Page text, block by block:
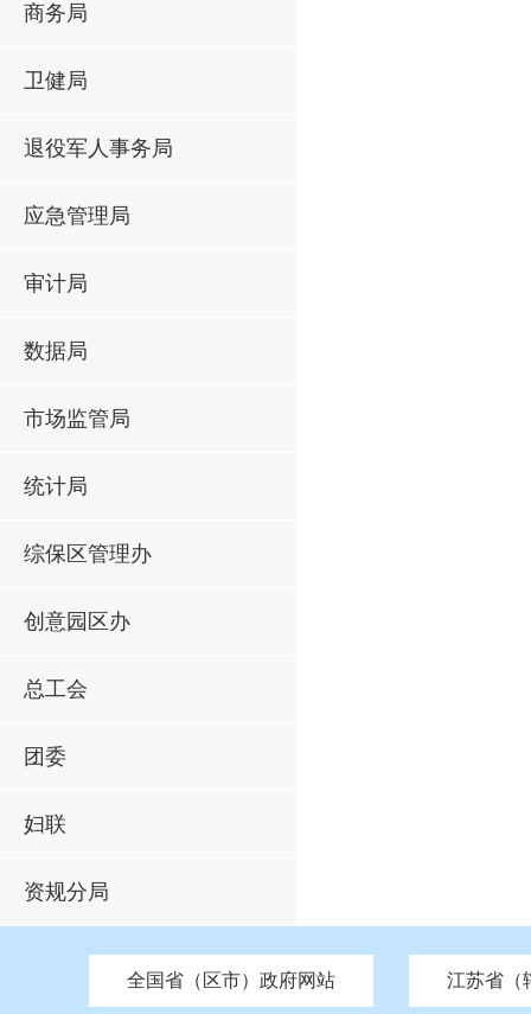
商务局
卫健局
退役军人事务局
应急管理局
审计局
数据局
市场监管局
统计局
综保区管理办
创意园区办
总工会
团委
妇联
资规分局
全国省（区市）政府网站
北京 天津 重庆 河南 河北 山西
江苏省（
中国江苏 南京市政府 苏州市政府 无锡
市发改委 市工信局 市教育局 市科技局 市